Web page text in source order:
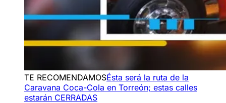
TE RECOMENDAMOSÉsta será la ruta de la
Caravana Coca-Cola en Torreón; estas calles
estarán CERRADAS